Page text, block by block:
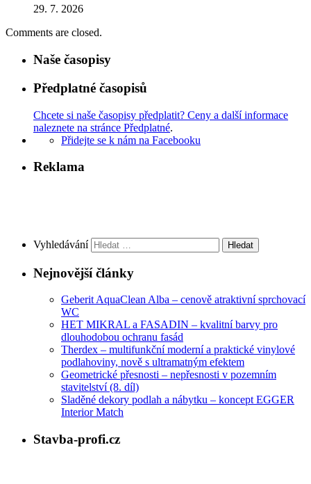
29. 7. 2026
Comments are closed.
Naše časopisy
Předplatné časopisů
Chcete si naše časopisy předplatit? Ceny a další informace
naleznete na stránce Předplatné.
Přidejte se k nám na Facebooku
Reklama
Vyhledávání
Nejnovější články
Geberit AquaClean Alba – cenově atraktivní sprchovací
WC
HET MIKRAL a FASADIN – kvalitní barvy pro
dlouhodobou ochranu fasád
Therdex – multifunkční moderní a praktické vinylové
podlahoviny, nově s ultramatným efektem
Geometrické přesnosti – nepřesnosti v pozemním
stavitelství (8. díl)
Sladěné dekory podlah a nábytku – koncept EGGER
Interior Match
Stavba-profi.cz